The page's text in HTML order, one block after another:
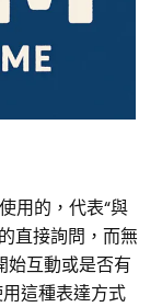
用的，代表“與
直接詢問，而無
始互動或是否有
這種表達方式